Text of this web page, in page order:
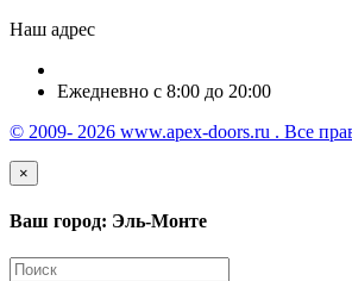
Наш адрес
Ежедневно с 8:00 до 20:00
© 2009- 2026 www.apex-doors.ru . Все
×
Ваш город: Эль-Монте